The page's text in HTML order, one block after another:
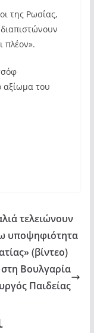
της Ρωσίας,
πλέον».
αξίωμα του
τελειώνουν
υποψηφιότητα
(βίντεο)
Βουλγαρία
Παιδείας